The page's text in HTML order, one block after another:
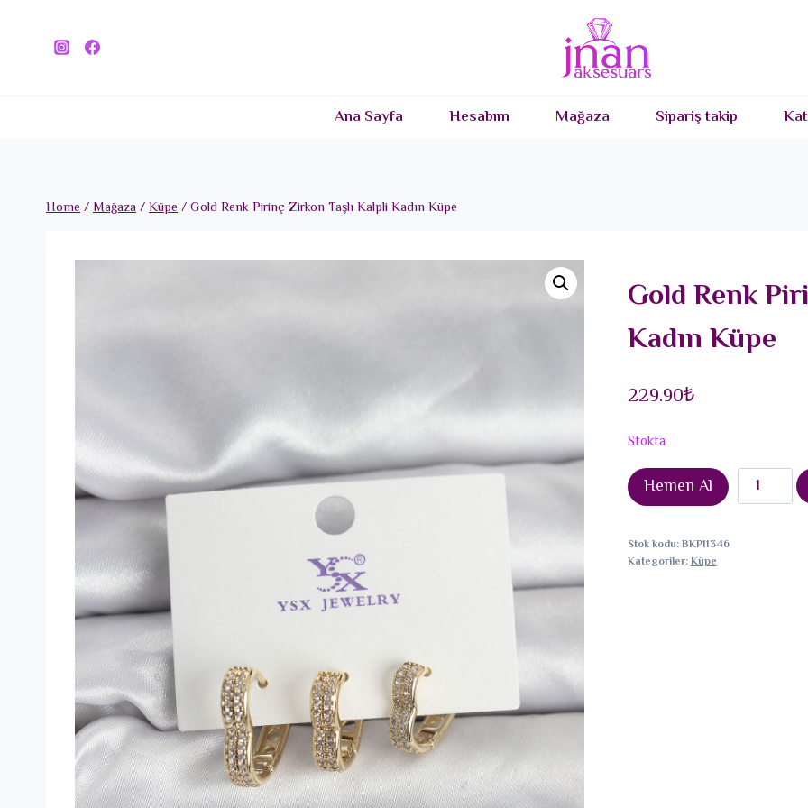
Ana Sayfa Hesabım Mağaza Sipariş takip
Home/Mağaza/Küpe/Gold Renk Pirinç Zirkon Taşlı Kalpli Kadın Küpe
Gold Renk
Kadın Küpe
229.90₺
Stokta
Hemen Al
Gold
Renk
Stok kodu:BKP11346
Kategoriler:Küpe